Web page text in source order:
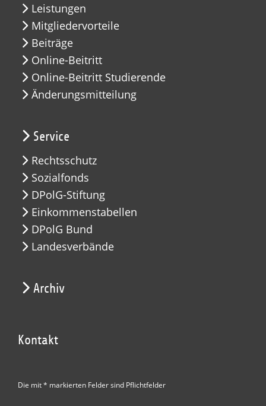
Leistungen
Mitgliedervorteile
Beiträge
Online-Beitritt
Online-Beitritt Studierende
Änderungsmitteilung
Service
Rechtsschutz
Sozialfonds
DPolG-Stiftung
Einkommenstabellen
DPolG Bund
Landesverbände
Archiv
Kontakt
Die mit * markierten Felder sind Pflichtfelder